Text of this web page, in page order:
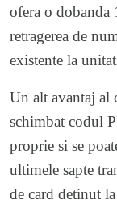
ofera o
retragerea de
existente la
Un alt avantaj al
schimbat codul
proprie si se
ultimele sapte
de card detinut